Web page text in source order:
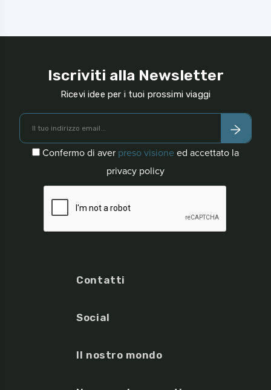
Iscriviti alla Newsletter
Ricevi idee per i tuoi prossimi viaggi
Confermo di aver preso visione ed accettato la
privacy policy
Contatti
Social
Il nostro mondo